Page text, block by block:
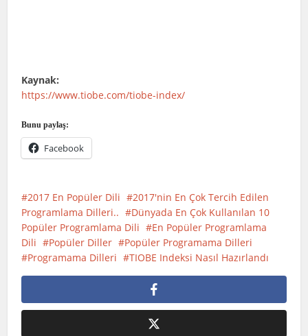
Kaynak:
https://www.tiobe.com/tiobe-index/
Bunu paylaş:
Facebook
2017 En Popüler Dili
2017'nin En Çok Tercih Edilen
Programlama Dilleri..
Dünyada En Çok Kullanılan 10
Popüler Programlama Dili
En Popüler Programlama
Dili
Popüler Diller
Popüler Programama Dilleri
Programama Dilleri
TIOBE Indeksi Nasıl Hazırlandı